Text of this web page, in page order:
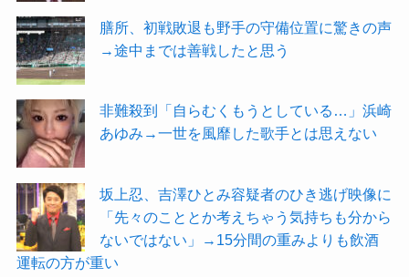
膳所、初戦敗退も野手の守備位置に驚きの声
→途中までは善戦したと思う
非難殺到「自らむくもうとしている…」浜崎
あゆみ→一世を風靡した歌手とは思えない
坂上忍、吉澤ひとみ容疑者のひき逃げ映像に
「先々のこととか考えちゃう気持ちも分から
ないではない」→15分間の重みよりも飲酒
運転の方が重い